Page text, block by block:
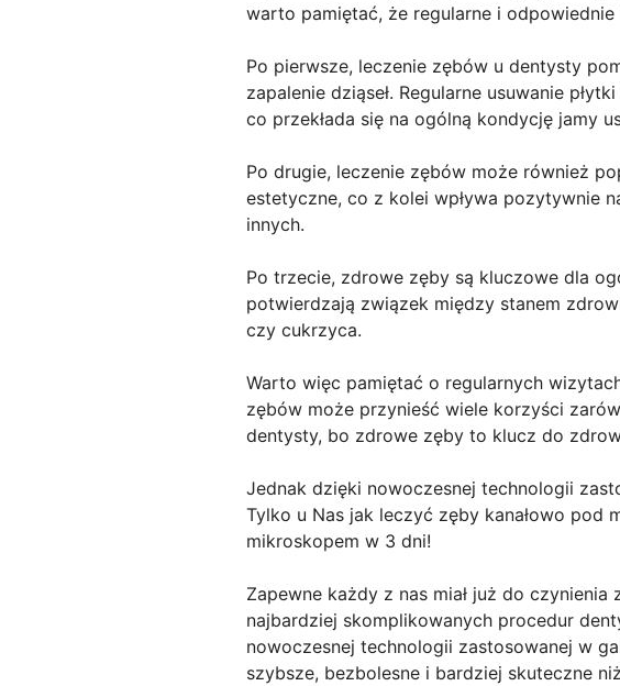
warto pamiętać, że regularne i
Po pierwsze, leczenie zębów u dentysty
zapalenie dziąseł. Regularne usuwanie
co przekłada się na ogólną kondycję jamy
Po drugie, leczenie zębów może również
estetyczne, co z kolei wpływa pozytywnie
innych.
Po trzecie, zdrowe zęby są kluczowe dla
potwierdzają związek między stanem
czy cukrzyca.
Warto więc pamiętać o regularnych
zębów może przynieść wiele korzyści
dentysty, bo zdrowe zęby to klucz do
Jednak dzięki nowoczesnej technologii
Tylko u Nas jak leczyć zęby kanałowo pod
mikroskopem w 3 dni!
Zapewne każdy z nas miał już do
najbardziej skomplikowanych procedur
nowoczesnej technologii zastosowanej w
szybsze, bezbolesne i bardziej skuteczne